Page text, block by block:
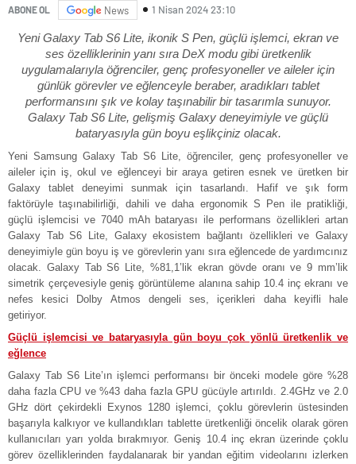
ABONE OL News 1 Nisan 2024 23:10
Yeni Galaxy Tab S6 Lite, ikonik S Pen, güçlü işlemci, ekran ve
ses özelliklerinin yanı sıra DeX modu gibi üretkenlik
uygulamalarıyla öğrenciler, genç profesyoneller ve aileler için
günlük görevler ve eğlenceyle beraber, aradıkları tablet
performansını şık ve kolay taşınabilir bir tasarımla sunuyor.
Galaxy Tab S6 Lite, gelişmiş Galaxy deneyimiyle ve güçlü
bataryasıyla gün boyu eşlikçiniz olacak.
Yeni Samsung Galaxy Tab S6 Lite, öğrenciler, genç profesyoneller ve
aileler için iş, okul ve eğlenceyi bir araya getiren esnek ve üretken bir
Galaxy tablet deneyimi sunmak için tasarlandı. Hafif ve şık form
faktörüyle taşınabilirliği, dahili ve daha ergonomik S Pen ile pratikliği,
güçlü işlemcisi ve 7040 mAh bataryası ile performans özellikleri artan
Galaxy Tab S6 Lite, Galaxy ekosistem bağlantı özellikleri ve Galaxy
deneyimiyle gün boyu iş ve görevlerin yanı sıra eğlencede de yardımcınız
olacak. Galaxy Tab S6 Lite, %81,1’lik ekran gövde oranı ve 9 mm’lik
simetrik çerçevesiyle geniş görüntüleme alanına sahip 10.4 inç ekranı ve
nefes kesici Dolby Atmos dengeli ses, içerikleri daha keyifli hale
getiriyor.
Güçlü işlemcisi ve bataryasıyla gün boyu çok yönlü üretkenlik ve
eğlence
Galaxy Tab S6 Lite’ın işlemci performansı bir önceki modele göre %28
daha fazla CPU ve %43 daha fazla GPU gücüyle artırıldı. 2.4GHz ve 2.0
GHz dört çekirdekli Exynos 1280 işlemci, çoklu görevlerin üstesinden
başarıyla kalkıyor ve kullandıkları tablette üretkenliği öncelik olarak gören
kullanıcıları yarı yolda bırakmıyor. Geniş 10.4 inç ekran üzerinde çoklu
görev özelliklerinden faydalanarak bir yandan eğitim videolarını izlerken